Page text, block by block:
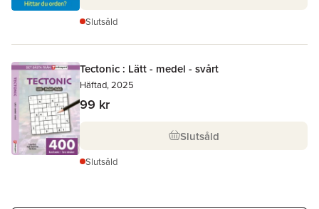
Slutsåld
Tectonic : Lätt - medel - svårt
Häftad, 2025
99 kr
Slutsåld
Slutsåld